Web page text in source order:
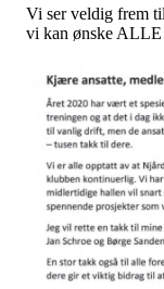
Vi ser veldig frem
vi kan ønske ALLE